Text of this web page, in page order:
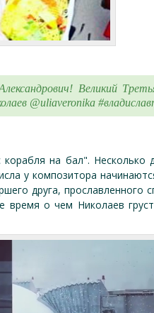
Великий
@uliaveronika
на бал". Несколько
у композитора
друга, прославленного
о чем Николаев